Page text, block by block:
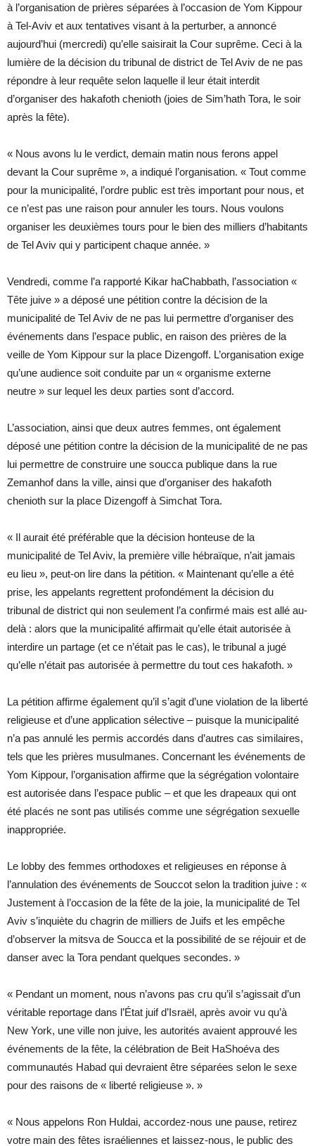
à l’organisation de prières séparées à l’occasion de Yom Kippour
à Tel-Aviv et aux tentatives visant à la perturber, a annoncé
aujourd’hui (mercredi) qu’elle saisirait la Cour suprême. Ceci à la
lumière de la décision du tribunal de district de Tel Aviv de ne pas
répondre à leur requête selon laquelle il leur était interdit
d’organiser des hakafoth chenioth (joies de Sim’hath Tora, le soir
après la fête).
« Nous avons lu le verdict, demain matin nous ferons appel
devant la Cour suprême », a indiqué l’organisation. « Tout comme
pour la municipalité, l’ordre public est très important pour nous, et
ce n’est pas une raison pour annuler les tours. Nous voulons
organiser les deuxièmes tours pour le bien des milliers d’habitants
de Tel Aviv qui y participent chaque année. »
Vendredi, comme l’a rapporté Kikar haChabbath, l’association «
Tête juive » a déposé une pétition contre la décision de la
municipalité de Tel Aviv de ne pas lui permettre d’organiser des
événements dans l’espace public, en raison des prières de la
veille de Yom Kippour sur la place Dizengoff. L’organisation exige
qu’une audience soit conduite par un « organisme externe
neutre » sur lequel les deux parties sont d’accord.
L’association, ainsi que deux autres femmes, ont également
déposé une pétition contre la décision de la municipalité de ne pas
lui permettre de construire une soucca publique dans la rue
Zemanhof dans la ville, ainsi que d’organiser des hakafoth
chenioth sur la place Dizengoff à Simchat Tora.
« Il aurait été préférable que la décision honteuse de la
municipalité de Tel Aviv, la première ville hébraïque, n’ait jamais
eu lieu », peut-on lire dans la pétition. « Maintenant qu’elle a été
prise, les appelants regrettent profondément la décision du
tribunal de district qui non seulement l’a confirmé mais est allé au-
delà : alors que la municipalité affirmait qu’elle était autorisée à
interdire un partage (et ce n’était pas le cas), le tribunal a jugé
qu’elle n’était pas autorisée à permettre du tout ces hakafoth. »
La pétition affirme également qu’il s’agit d’une violation de la liberté
religieuse et d’une application sélective – puisque la municipalité
n’a pas annulé les permis accordés dans d’autres cas similaires,
tels que les prières musulmanes. Concernant les événements de
Yom Kippour, l’organisation affirme que la ségrégation volontaire
est autorisée dans l’espace public – et que les drapeaux qui ont
été placés ne sont pas utilisés comme une ségrégation sexuelle
inappropriée.
Le lobby des femmes orthodoxes et religieuses en réponse à
l’annulation des événements de Souccot selon la tradition juive : «
Justement à l’occasion de la fête de la joie, la municipalité de Tel
Aviv s’inquiète du chagrin de milliers de Juifs et les empêche
d’observer la mitsva de Soucca et la possibilité de se réjouir et de
danser avec la Tora pendant quelques secondes. »
« Pendant un moment, nous n’avons pas cru qu’il s’agissait d’un
véritable reportage dans l’État juif d’Israël, après avoir vu qu’à
New York, une ville non juive, les autorités avaient approuvé les
événements de la fête, la célébration de Beit HaShoéva des
communautés Habad qui devraient être séparées selon le sexe
pour des raisons de « liberté religieuse ». »
« Nous appelons Ron Huldai, accordez-nous une pause, retirez
votre main des fêtes israéliennes et laissez-nous, le public des